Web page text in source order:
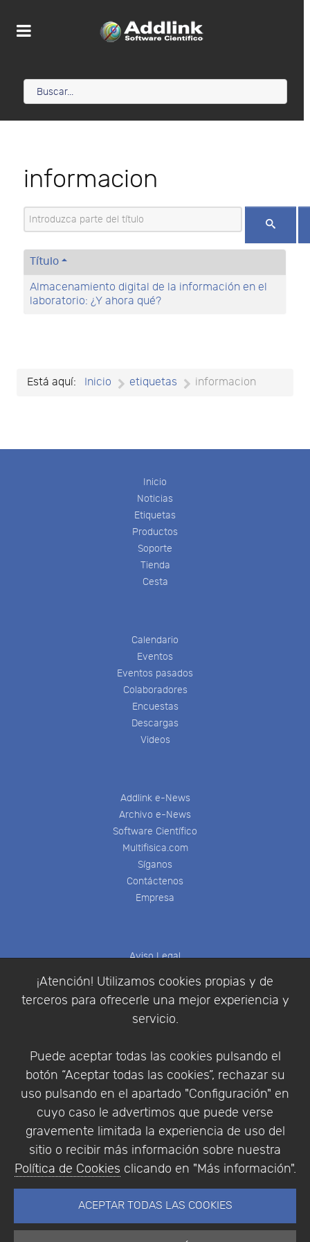
¡Atención! Utilizamos cookies propias y de
terceros para ofrecerle una mejor experiencia y
servicio.
Puede aceptar todas las cookies pulsando el
botón “Aceptar todas las cookies”, rechazar su
uso pulsando en el apartado "Configuración" en
cuyo caso le advertimos que puede verse
gravemente limitada la experiencia de uso del
sitio o recibir más información sobre nuestra
Política de Cookies clicando en "Más información".
ACEPTAR TODAS LAS COOKIES
informacion
Introduzca parte del título
Título
Almacenamiento digital de la información en el
laboratorio: ¿Y ahora qué?
Está aquí: Inicio etiquetas informacion
Inicio
Noticias
Etiquetas
Productos
Soporte
Tienda
Cesta
Calendario
Eventos
Eventos pasados
Colaboradores
Encuestas
Descargas
Videos
Addlink e-News
Archivo e-News
Software Científico
Multifisica.com
Síganos
Contáctenos
Empresa
Aviso Legal
Política de Privacidad
Condiciones de compra
Identificarse
Empresa|Aviso Legal| Política de Privacidad |
Política de Cookies
© Copyright 1994 - 2026. Addlink Software
Científico, S.L.
Portugal.